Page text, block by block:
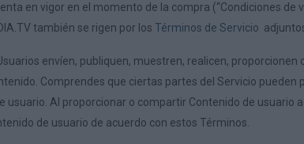
en vigor en el momento de la compra (“Condiciones de
también se rigen por los Términos de Servicio
envíen, publiquen, muestren, realicen,
Comprendes que ciertas partes del Servicio
Al proporcionar o compartir Contenido de usuario
de usuario de acuerdo con estos Términos.